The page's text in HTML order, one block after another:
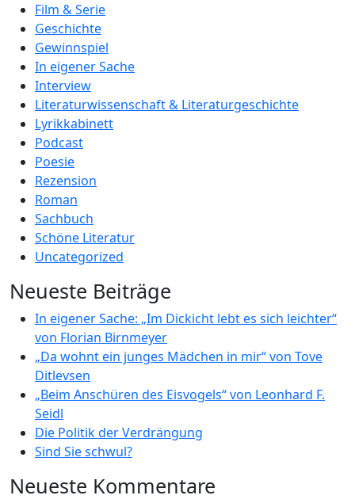
Film & Serie
Geschichte
Gewinnspiel
In eigener Sache
Interview
Literaturwissenschaft & Literaturgeschichte
Lyrikkabinett
Podcast
Poesie
Rezension
Roman
Sachbuch
Schöne Literatur
Uncategorized
Neueste Beiträge
In eigener Sache: „Im Dickicht lebt es sich leichter“
von Florian Birnmeyer
„Da wohnt ein junges Mädchen in mir“ von Tove
Ditlevsen
„Beim Anschüren des Eisvogels“ von Leonhard F.
Seidl
Die Politik der Verdrängung
Sind Sie schwul?
Neueste Kommentare